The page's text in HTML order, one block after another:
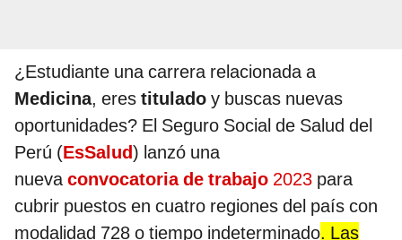
¿Estudiante una carrera relacionada a
Medicina, eres titulado y buscas nuevas
oportunidades? El Seguro Social de Salud del
Perú (EsSalud) lanzó una
nuevaconvocatoria de trabajo 2023 para
cubrir puestos en cuatro regiones del país con
modalidad 728 o tiempo indeterminado. Las